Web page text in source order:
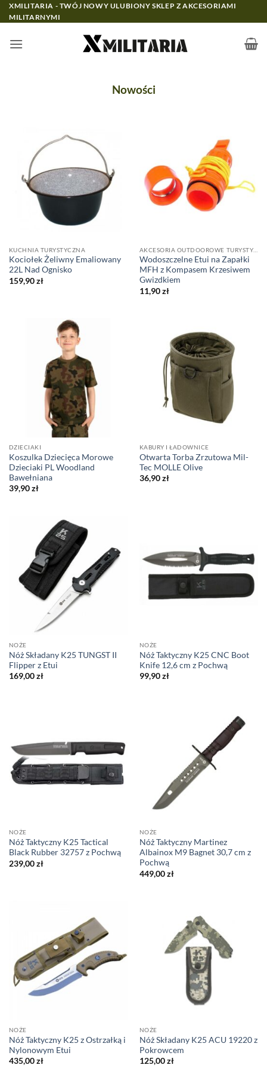
Przewiń
do
XMILITARIA - TWÓJ NOWY ULUBIONY SKLEP Z AKCESORIAMI
MILITARNYMI
Nowości
KUCHNIA TURYSTYCZNA
Kociołek Żeliwny Emaliowany
22L Nad Ognisko
159,90zł
Wodoszczelne Etui na Zapałki
MFH z Kompasem Krzesiwem
Gwizdkiem
11,90zł
DZIECIAKI
Koszulka Dziecięca Morowe
Dzieciaki PL Woodland
Bawełniana
39,90zł
KABURY I ŁADOWNICE
Otwarta Torba Zrzutowa Mil-
Tec MOLLE Olive
36,90zł
NOŻE
Nóż Składany K25 TUNGST II
Flipper z Etui
169,00zł
NOŻE
Nóż Taktyczny K25 CNC Boot
Knife 12,6 cm z Pochwą
99,90zł
NOŻE
Nóż Taktyczny K25 Tactical
Black Rubber 32757 z Pochwą
239,00zł
NOŻE
Nóż Taktyczny Martinez
Albainox M9 Bagnet 30,7 cm z
Pochwą
449,00zł
NOŻE
Nóż Taktyczny K25 z Ostrzałką i
Nylonowym Etui
435,00zł
NOŻE
Nóż Składany K25 ACU 19220 z
Pokrowcem
125,00zł